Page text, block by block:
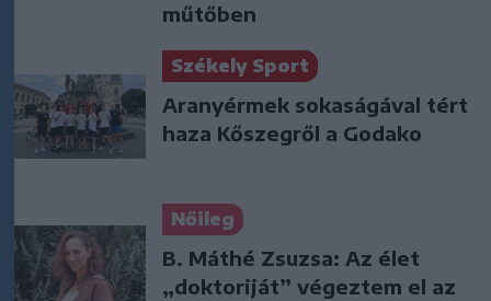
műtőben
Székely Sport
Aranyérmek sokaságával tért
haza Kőszegről a Godako
Nőileg
B. Máthé Zsuzsa: Az élet
„doktoriját” végeztem el az